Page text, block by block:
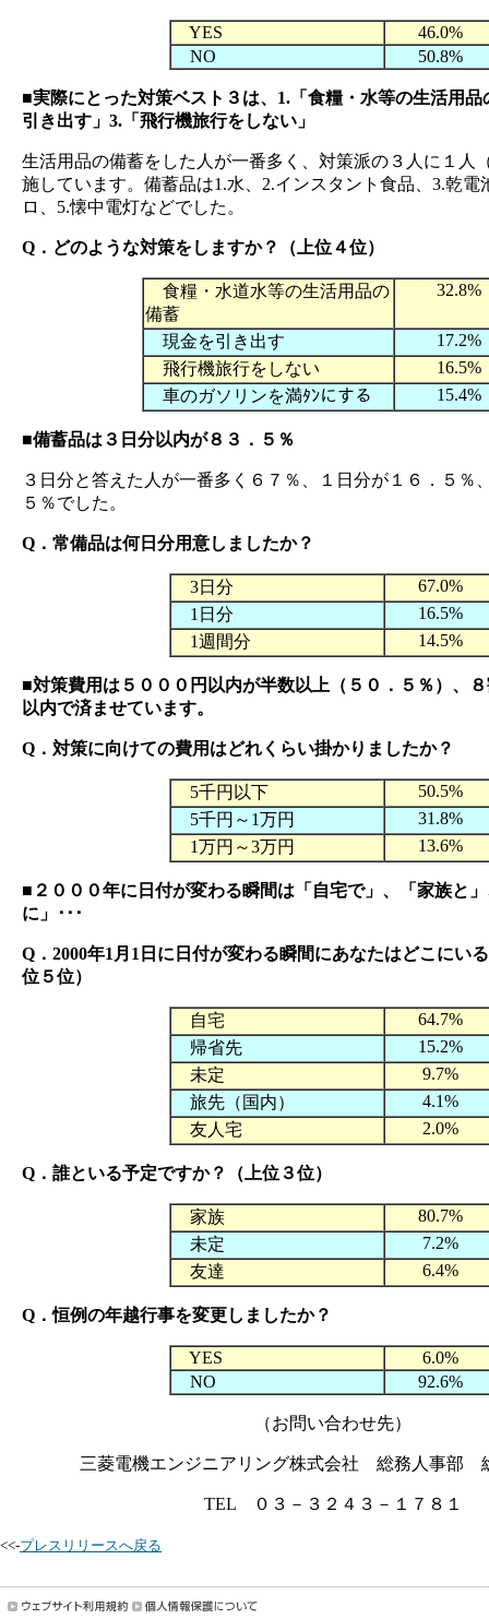
YES
46.0%
NO
50.8%
■実際にとった対策ベスト３は、1.「食糧・水等の生活用品
引き出す」3.「飛行機旅行をしない」
生活用品の備蓄をした人が一番多く、対策派の３人に１人
施しています。備蓄品は1.水、2.インスタント食品、3.乾電
ロ、5.懐中電灯などでした。
Q．どのような対策をしますか？（上位４位）
食糧・水道水等の生活用品の
備蓄
32.8%
現金を引き出す
17.2%
飛行機旅行をしない
16.5%
車のガソリンを満ﾀﾝにする
15.4%
■備蓄品は３日分以内が８３．５％
３日分と答えた人が一番多く６７％、１日分が１６．５％
５％でした。
Q．常備品は何日分用意しましたか？
3日分
67.0%
1日分
16.5%
1週間分
14.5%
■対策費用は５０００円以内が半数以上（５０．５％）、
以内で済ませています。
Q．対策に向けての費用はどれくらい掛かりましたか？
5千円以下
50.5%
5千円～1万円
31.8%
1万円～3万円
13.6%
■２０００年に日付が変わる瞬間は「自宅で」、「家族と
に」･･･
Q．2000年1月1日に日付が変わる瞬間にあなたはどこにい
位５位）
自宅
64.7%
帰省先
15.2%
未定
9.7%
旅先（国内）
4.1%
友人宅
2.0%
Q．誰といる予定ですか？（上位３位）
家族
80.7%
未定
7.2%
友達
6.4%
Q．恒例の年越行事を変更しましたか？
YES
6.0%
NO
92.6%
（お問い合わせ先）
三菱電機エンジニアリング株式会社 総務人事部
TEL ０３－３２４３－１７８１
<<-プレスリリースへ戻る